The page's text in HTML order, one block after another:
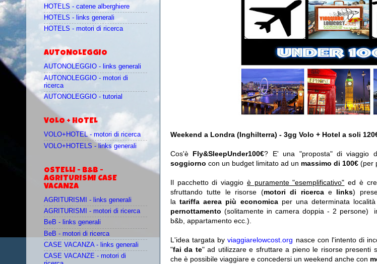
Weekend a Londra (Inghilterra) - 3gg Volo + Hotel a soli
Cos'è Fly&SleepUnder100€? E' una "proposta" di viaggio
soggiorno con un budget limitato ad un massimo di 100€ (per
Il pacchetto di viaggio è puramente "esemplificativo" ed è
sfruttando tutte le risorse (motori di ricerca e links)
la tariffa aerea più economicaper una determinata
pernottamento (solitamente in camera doppia - 2 persone)
b&b, appartamento ecc.).
L'idea targata byviaggiarelowcost.org nasce con l'intento di
"fai da te" ad utilizzare e sfruttare a pieno le risorse presenti
che è possibile viaggiare e concedersi un weekend anche con
HOTELS - catene alberghiere
HOTELS - links generali
HOTELS - motori di ricerca
AUTONOLEGGIO
AUTONOLEGGIO - links generali
AUTONOLEGGIO - motori di
ricerca
AUTONOLEGGIO - tutorial
VOLO + HOTEL
VOLO+HOTEL - motori di ricerca
VOLO+HOTELS - links generali
OSTELLI - B&B -
AGRITURISMI CASE
VACANZA
AGRITURISMI - links generali
AGRITURISMI - motori di ricerca
BeB - links generali
BeB - motori di ricerca
CASE VACANZA - links generali
CASE VACANZE - motori di